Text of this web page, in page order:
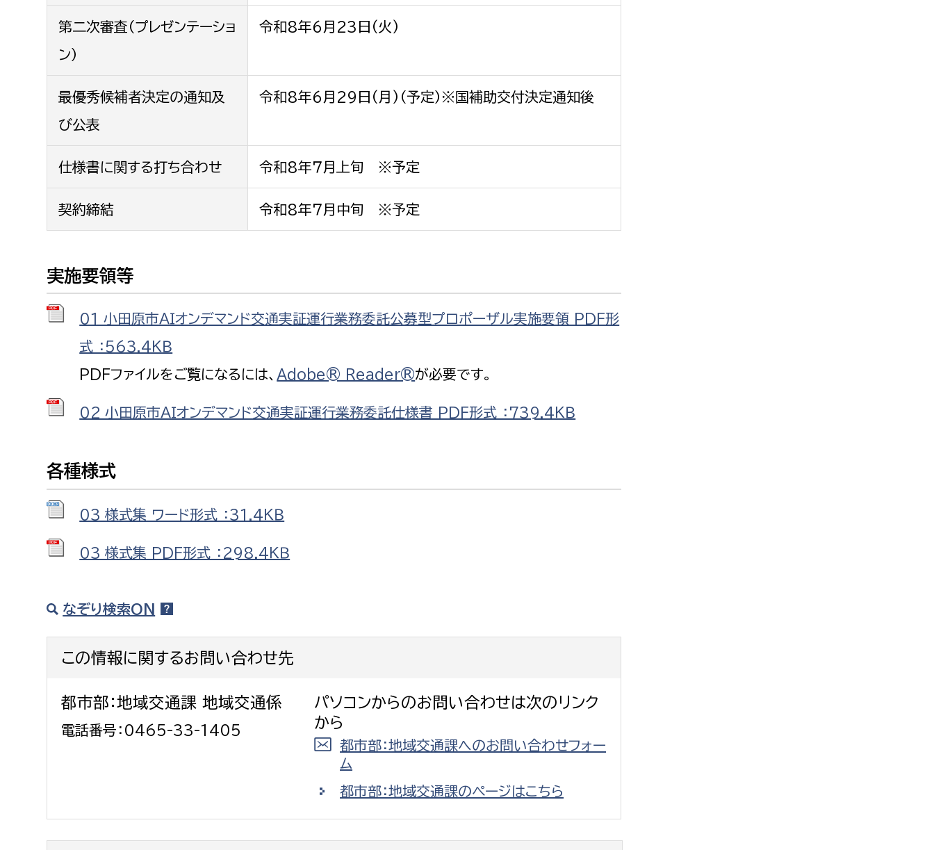
第二次審査（プレゼンテーショ
ン）
令和8年６月23日(火)
最優秀候補者決定の通知及
び公表
令和8年６月29日(月)（予定）※国補助交付決定通知後
仕様書に関する打ち合わせ 令和8年７月上旬 ※予定
契約締結 令和8年７月中旬 ※予定
実施要領等
01_小田原市ＡＩオンデマンド交通実証運行業務委託公募型プロポーザル実施要領 PDF形
式 ：563.4ＫＢ
PDFファイルをご覧になるには、 Adobe® Reader®が必要です。
02_小田原市ＡＩオンデマンド交通実証運行業務委託仕様書 PDF形式 ：739.4ＫＢ
各種様式
03_様式集 ワード形式 ：31.4ＫＢ
03_様式集 PDF形式 ：298.4ＫＢ
なぞり検索ON
この情報に関するお問い合わせ先
都市部：地域交通課 地域交通係
電話番号：0465-33-1405
パソコンからのお問い合わせは次のリンク
から
都市部：地域交通課へのお問い合わせフォー
ム
都市部：地域交通課のページはこちら